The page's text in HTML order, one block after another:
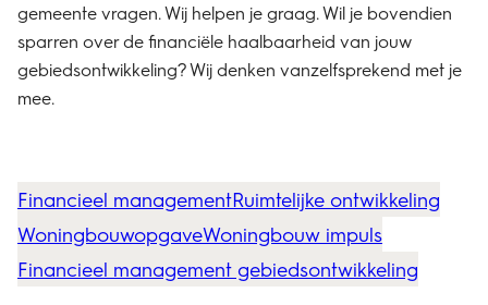
gemeente vragen. Wij helpen je graag. Wil je bovendien
sparren over de financiële haalbaarheid van jouw
gebiedsontwikkeling? Wij denken vanzelfsprekend met je
mee.
Financieel managementRuimtelijke ontwikkeling
WoningbouwopgaveWoningbouw impuls
Financieel management gebiedsontwikkeling